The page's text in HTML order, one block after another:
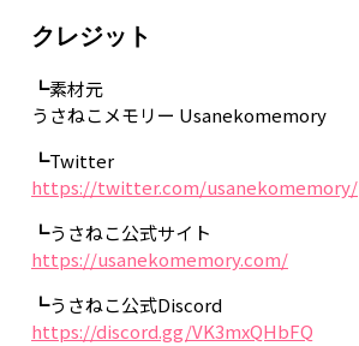
クレジット
┗素材元
うさねこメモリー Usanekomemory
┗Twitter
https://twitter.com/usanekomemory/
┗うさねこ公式サイト
https://usanekomemory.com/
┗うさねこ公式Discord
https://discord.gg/VK3mxQHbFQ